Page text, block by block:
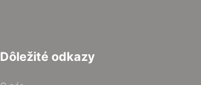
Dôležité odkazy